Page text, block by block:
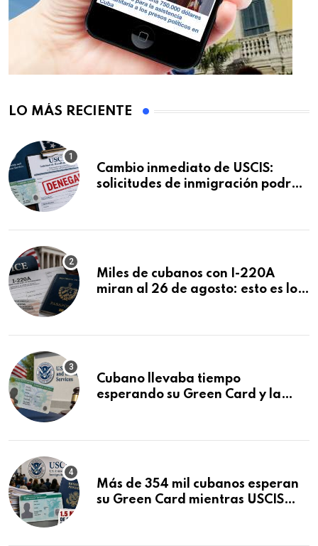
LO MÁS RECIENTE
Cambio inmediato de USCIS:
solicitudes de inmigración podrán
Miles de cubanos con I-220A
miran al 26 de agosto: esto es lo
Cubano llevaba tiempo
esperando su Green Card y la
Más de 354 mil cubanos esperan
su Green Card mientras USCIS